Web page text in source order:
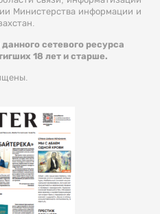
Министерства информации и
сетевого ресурса
18 лет и старше.